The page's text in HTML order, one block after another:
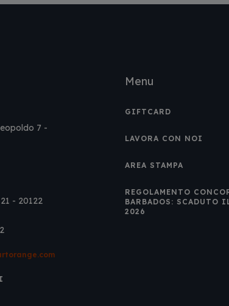
Menu
GIFTCARD
LAVORA CON NOI
AREA STAMPA
REGOLAMENTO
BARBADOS: SCADUTO
2026
7 -
- 20122